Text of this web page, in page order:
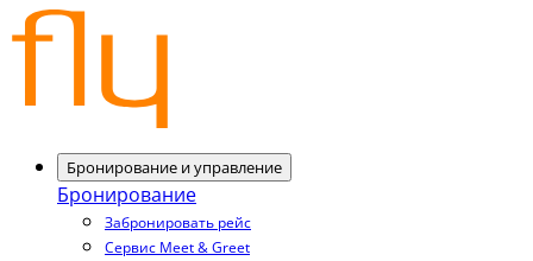
Бронирование и управление
Бронирование
Забронировать рейс
Сервис Meet & Greet